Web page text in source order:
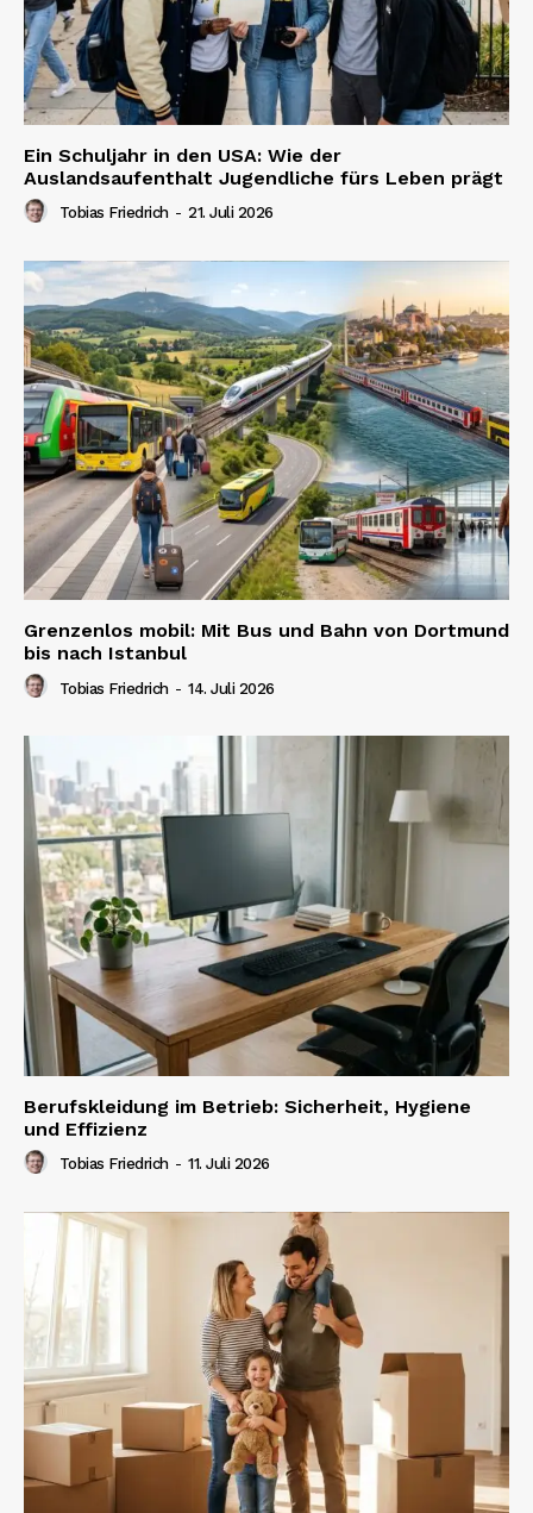
Ein Schuljahr in den USA: Wie der
Auslandsaufenthalt Jugendliche fürs Leben prägt
Tobias Friedrich - 21. Juli 2026
Grenzenlos mobil: Mit Bus und Bahn von Dortmund
bis nach Istanbul
Tobias Friedrich - 14. Juli 2026
Berufskleidung im Betrieb: Sicherheit, Hygiene
und Effizienz
Tobias Friedrich - 11. Juli 2026